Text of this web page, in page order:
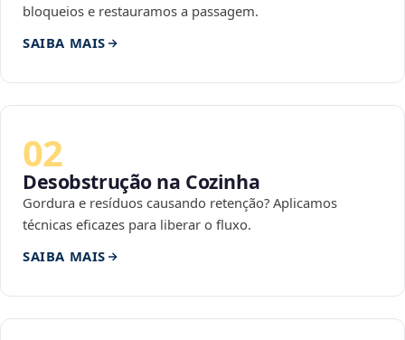
bloqueios e restauramos a passagem.
SAIBA MAIS
02
Desobstrução na Cozinha
Gordura e resíduos causando retenção? Aplicamos
técnicas eficazes para liberar o fluxo.
SAIBA MAIS